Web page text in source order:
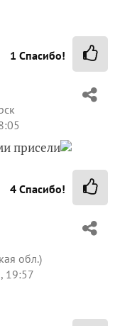
1 Спасибо!
присели
4 Спасибо!
обл.)
19:57